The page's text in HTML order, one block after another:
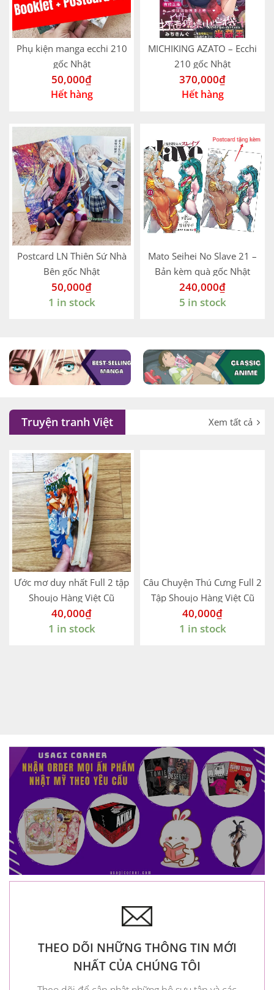
Phụ kiện manga ecchi 210
gốc Nhật
50,000₫
Hết hàng
Postcard LN Thiên Sứ Nhà
Bên gốc Nhật
50,000₫
1 in stock
MICHIKING AZATO – Ecchi
210 gốc Nhật
370,000₫
Hết hàng
Mato Seihei No Slave 21 –
Bản kèm quà gốc Nhật
240,000₫
5 in stock
Truyện tranh Việt Xem tất cả
Ước mơ duy nhất Full 2 tập
Shoujo Hàng Việt Cũ
40,000₫
1 in stock
Câu Chuyện Thú Cưng Full 2
Tập Shoujo Hàng Việt Cũ
40,000₫
1 in stock
THEO DÕI NHỮNG THÔNG TIN MỚI
NHẤT CỦA CHÚNG TÔI